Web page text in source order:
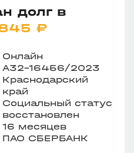
долг в
₽
Онлайн
А32-16456/2023
Краснодарский
край
Социальный статус
восстановлен
16 месяцев
ПАО СБЕРБАНК